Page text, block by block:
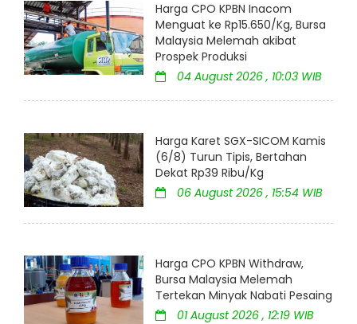
Harga CPO KPBN Inacom
Menguat ke Rp15.650/Kg, Bursa
Malaysia Melemah akibat
Prospek Produksi
04 August 2026 , 10:03 WIB
Harga Karet SGX-SICOM Kamis
(6/8) Turun Tipis, Bertahan
Dekat Rp39 Ribu/Kg
06 August 2026 , 15:54 WIB
Harga CPO KPBN Withdraw,
Bursa Malaysia Melemah
Tertekan Minyak Nabati Pesaing
01 August 2026 , 12:19 WIB